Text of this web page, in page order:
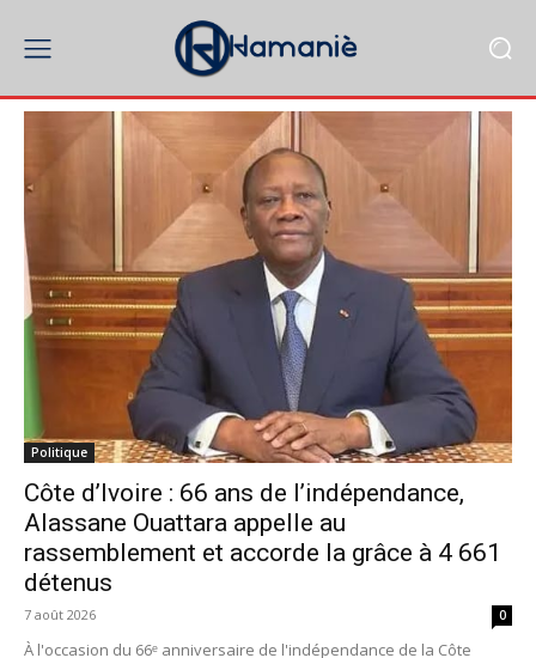
Politique
Côte d’Ivoire : 66 ans de l’indépendance,
Alassane Ouattara appelle au
rassemblement et accorde la grâce à 4 661
détenus
7 août 2026 0
À l'occasion du 66ᵉ anniversaire de l'indépendance de la Côte